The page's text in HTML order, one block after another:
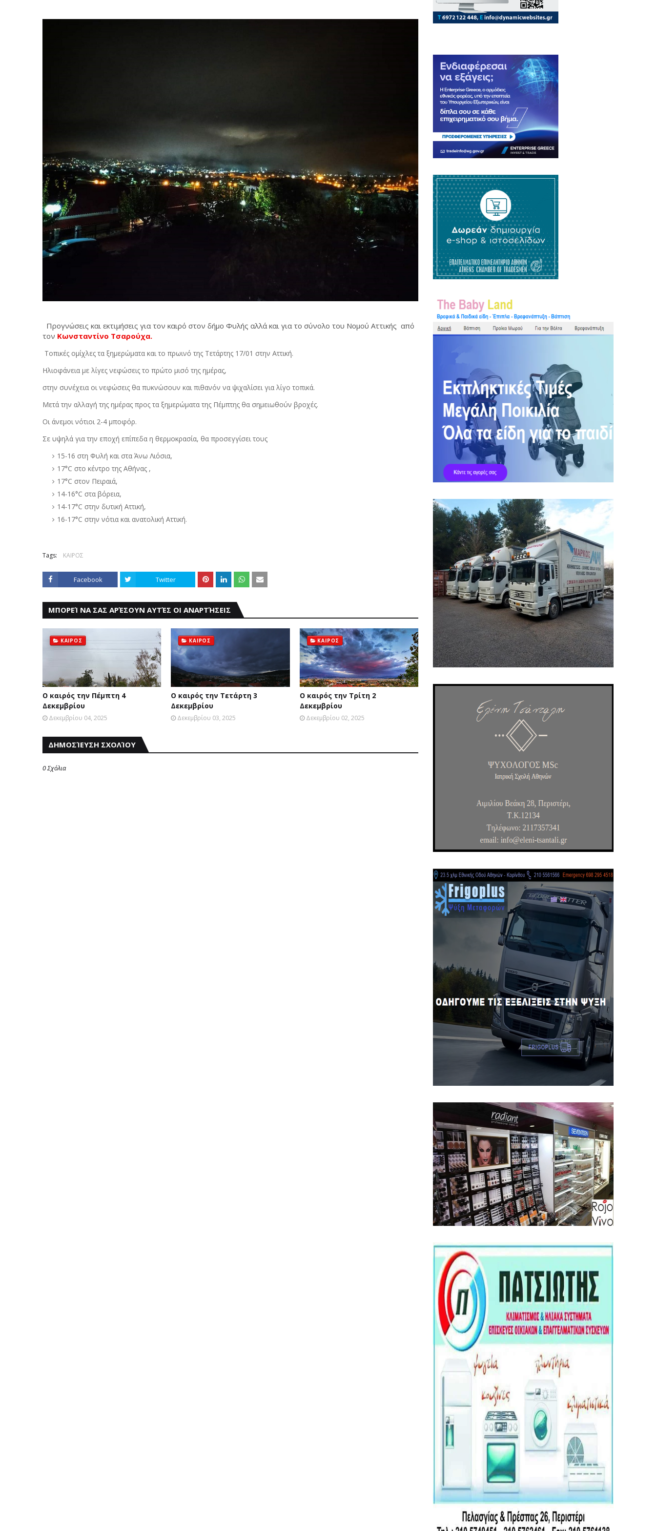
Προγνώσεις και εκτιμήσεις για τον καιρό στον δήμο Φυλής αλλά και για το σύνολο του Νομού Αττικής από
τον Κωνσταντίνο Τσαρούχα.
Τοπικές ομίχλες τα ξημερώματα και το πρωινό της Τετάρτης 17/01 στην Αττική.
Ηλιοφάνεια με λίγες νεφώσεις το πρώτο μισό της ημέρας,
στην συνέχεια οι νεφώσεις θα πυκνώσουν και πιθανόν να ψιχαλίσει για λίγο τοπικά.
Μετά την αλλαγή της ημέρας προς τα ξημερώματα της Πέμπτης θα σημειωθούν βροχές.
Οι άνεμοι νότιοι 2-4 μποφόρ.
Σε υψηλά για την εποχή επίπεδα η θερμοκρασία, θα προσεγγίσει τους
15-16 στη Φυλή και στα Άνω Λιόσια,
17°C στο κέντρο της Αθήνας ,
17°C στον Πειραιά,
14-16°C στα βόρεια,
14-17°C στην δυτική Αττική,
16-17°C στην νότια και ανατολική Αττική.
Tags: ΚΑΙΡΟΣ
Facebook Twitter
ΜΠΟΡΕΊ ΝΑ ΣΑΣ ΑΡΈΣΟΥΝ ΑΥΤΈΣ ΟΙ ΑΝΑΡΤΉΣΕΙΣ
ΚΑΙΡΟΣ
Ο καιρός την Πέμπτη 4
Δεκεμβρίου
Δεκεμβρίου 04, 2025
ΚΑΙΡΟΣ
Ο καιρός την Τετάρτη 3
Δεκεμβρίου
Δεκεμβρίου 03, 2025
ΚΑΙΡΟΣ
Ο καιρός την Τρίτη 2
Δεκεμβρίου
Δεκεμβρίου 02, 2025
ΔΗΜΟΣΊΕΥΣΗ ΣΧΟΛΊΟΥ
0 Σχόλια